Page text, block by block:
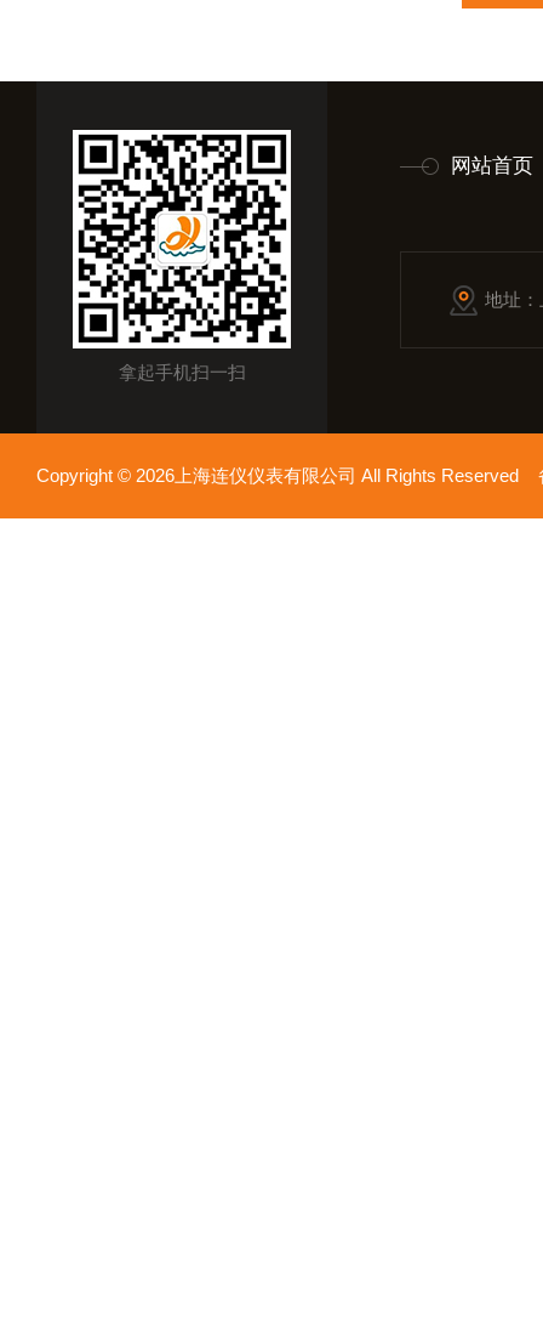
拿起手机扫一扫
网站首页
地址
Copyright © 2026上海连仪仪表有限公司 All Rights Reserved